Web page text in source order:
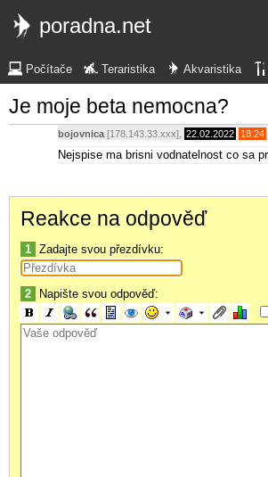
poradna.net
Počítače Teraristika Akvaristika
Je moje beta nemocna?
bojovnica [178.143.33.xxx], 22.02.2022 18:24
Nejspise ma brisni vodnatelnost co sa
Reakce na odpověď
1 Zadajte svou přezdívku:
2 Napište svou odpověď: